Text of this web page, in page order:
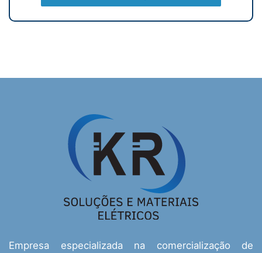
Empresa especializada na comercialização de